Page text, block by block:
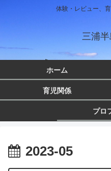
体験・レビュー、
三浦
ホーム
育児関係
プロ
2023-05